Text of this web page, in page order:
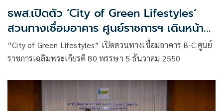
ธพส.เปิดตัว ‘City of Green Lifestyles’
สวนทางเชื่อมอาคาร ศูนย์ราชการฯ เดินหน้า
สร้างต้นแบบเมืองสีเขียวอย่างยั่งยืน
“City of Green Lifestyles” เปิดสวนทางเชื่อมอาคาร B-C ศูนย์
ราชการเฉลิมพระเกียรติ 80 พรรษา 5 ธันวาคม 2550